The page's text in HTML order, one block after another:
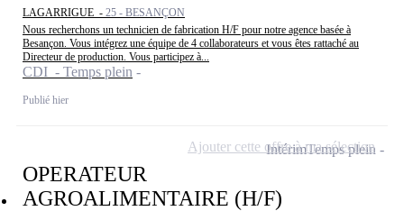
LAGARRIGUE - 25 - BESANÇON
Nous recherchons un technicien de fabrication H/F pour notre agence basée à
Besançon. Vous intégrez une équipe de 4 collaborateurs et vous êtes rattaché au
Directeur de production. Vous participez à...
CDI - Temps plein
Publié hier
OPERATEUR
AGROALIMENTAIRE (H/F)
IntérimTemps plein
Ajouter cette offre à ma sélection